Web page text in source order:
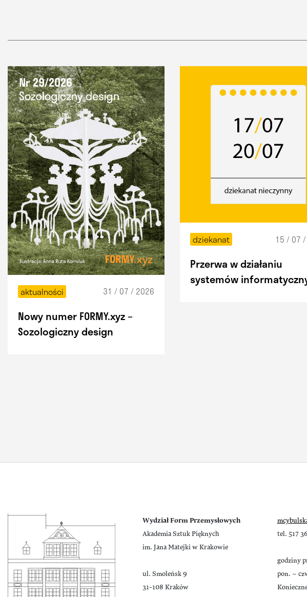
aktualności 31 / 07 / 2026
Nowy numer FORMY.xyz –
Sozologiczny design
dziekanat 15 / 07
Przerwa w działaniu
systemów
Wydział Form Przemysłowych
Akademia Sztuk Pięknych
im. Jana Matejki w Krakowie
ul. Smoleńsk 9
31-108 Kraków
tel. 517
godziny
pon. –